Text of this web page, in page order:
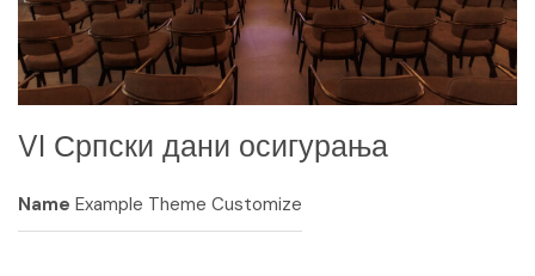
VI Српски дани осигурања
Name Example Theme Customize